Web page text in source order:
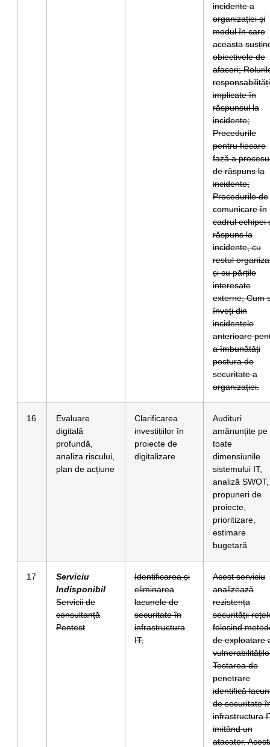
incidente a
organizației și
modul în care
aceasta
obiectivele de
afaceri;
implicate în
răspunsul la
incidente;
Procedurile
pentru fiecare
fază a
de răspuns la
incidente;
Procedurile de
comunicare în
cadrul echipei
răspuns la
incidente, cu
restul
și cu părțile
interesate
externe; Cum
înveți din
incidentele
anterioare
a îmbunătăți
postura de
securitate a
organizației.
16
Evaluare
digitală
profundă,
analiza riscului,
plan de acțiune
Clarificarea
investițiilor în
proiecte de
digitalizare
Audituri
amănunțite pe
toate
dimensiunile
sistemului IT,
analiză SWOT,
propuneri de
proiecte,
prioritizare,
estimare
bugetară
17
Serviciu
Indisponibil
Servicii de
consultanță
Pentest
Identificarea și
eliminarea
lacunele de
securitate în
infrastructura
IT;
Acest serviciu
analizează
rezistența
securității
folosind
de exploatare
Testarea de
penetrare
identifică
de securitate
infrastructura
imitând un
atacator.